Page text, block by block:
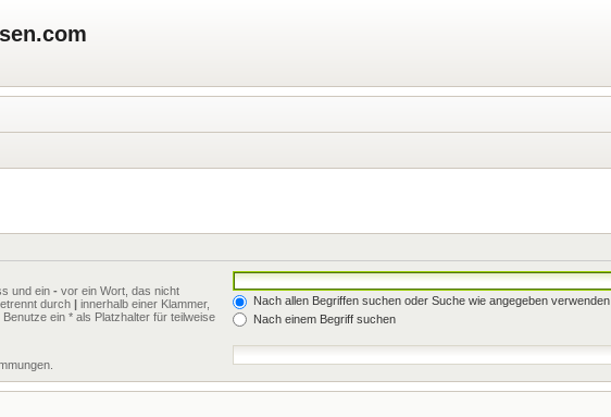
und ein - vor ein Wort, das nicht
durch | innerhalb einer Klammer,
ein * als Platzhalter für teilweise
Nach allen Begriffen suchen oder Suche wie angegeben verwenden
Nach einem Begriff suchen